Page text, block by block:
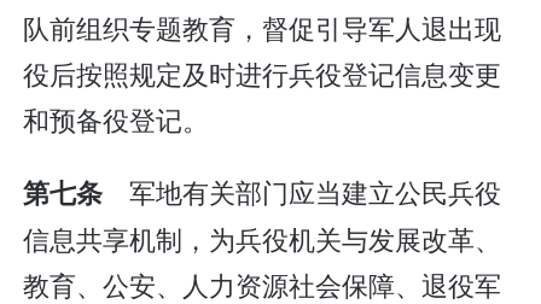
队前组织专题教育，督促引导军人退出现
役后按照规定及时进行兵役登记信息变更
和预备役登记。
第七条军地有关部门应当建立公民兵役
信息共享机制，为兵役机关与发展改革、
教育、公安、人力资源社会保障、退役军